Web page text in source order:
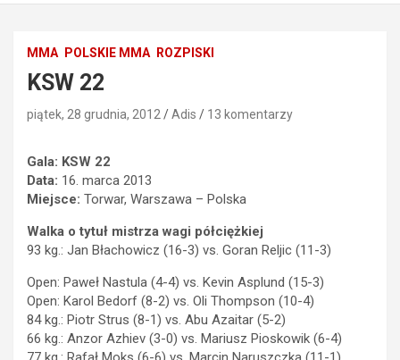
MMA POLSKIE MMA ROZPISKI
KSW 22
piątek, 28 grudnia, 2012 Adis 13 komentarzy
Gala: KSW 22
Data: 16. marca 2013
Miejsce: Torwar, Warszawa – Polska
Walka o tytuł mistrza wagi półciężkiej
93 kg.: Jan Błachowicz (16-3) vs. Goran Reljic (11-3)
Open: Paweł Nastula (4-4) vs. Kevin Asplund (15-3)
Open: Karol Bedorf (8-2) vs. Oli Thompson (10-4)
84 kg.: Piotr Strus (8-1) vs. Abu Azaitar (5-2)
66 kg.: Anzor Azhiev (3-0) vs. Mariusz Pioskowik (6-4)